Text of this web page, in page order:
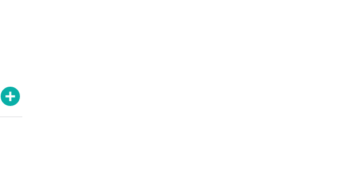
WhatsApp